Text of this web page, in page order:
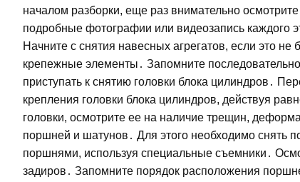
началом разборки, еще раз внимательно
подробные фотографии или видеозапись каждого
Начните с снятия навесных агрегатов, если это
крепежные элементы․ Запомните
приступать к снятию головки блока цилиндров․
крепления головки блока цилиндров, действуя
головки, осмотрите ее на наличие трещин,
поршней и шатунов․ Для этого необходимо снять
поршнями, используя специальные съемники․
задиров․ Запомните порядок расположения